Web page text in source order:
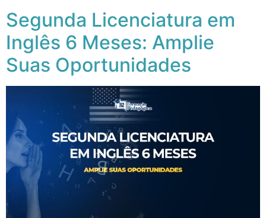
Segunda Licenciatura em
Inglês 6 Meses: Amplie
Suas Oportunidades